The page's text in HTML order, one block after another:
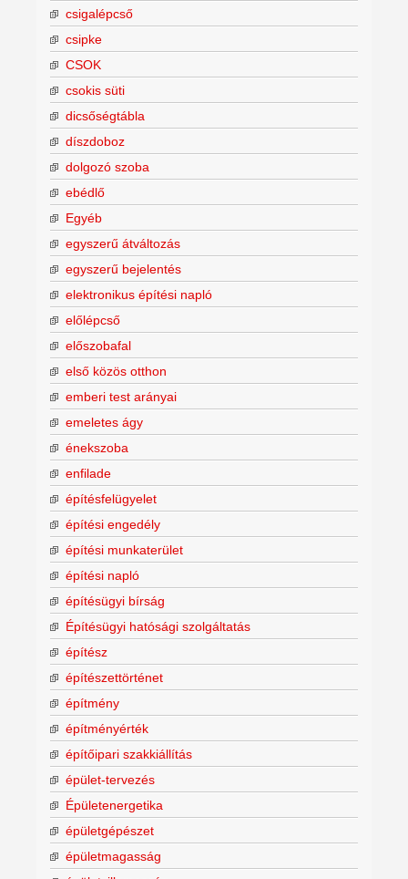
csigalépcső
csipke
CSOK
csokis süti
dicsőségtábla
díszdoboz
dolgozó szoba
ebédlő
Egyéb
egyszerű átváltozás
egyszerű bejelentés
elektronikus építési napló
előlépcső
előszobafal
első közös otthon
emberi test arányai
emeletes ágy
énekszoba
enfilade
építésfelügyelet
építési engedély
építési munkaterület
építési napló
építésügyi bírság
Építésügyi hatósági szolgáltatás
építész
építészettörténet
építmény
építményérték
építőipari szakkiállítás
épület-tervezés
Épületenergetika
épületgépészet
épületmagasság